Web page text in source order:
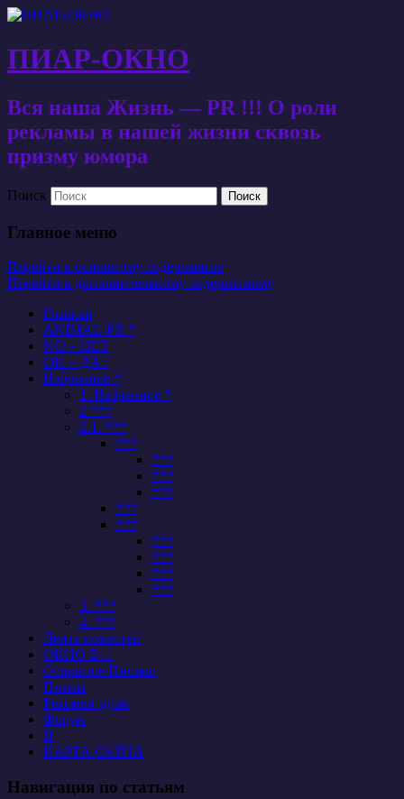
ПИАР-ОКНО
Вся наша Жизнь — PR !!! О роли
рекламы в нашей жизни сквозь
призму юмора
Поиск
Главное меню
Перейти к основному содержанию
Перейти к дополнительному содержимому
Главная
ANIMAL-PR *
NO = НЕТ
OK = ДА /
Избранное *
1. Избранное *
2 ***
2.1. ***
***
***
***
***
***
***
***
***
***
***
3. ***
4. ***
Лента новостей
ОКНО В…
Открытое Письмо
Планы
Рекомен-дуем
Форум
Я
КАРТА САЙТА
Навигация по статьям